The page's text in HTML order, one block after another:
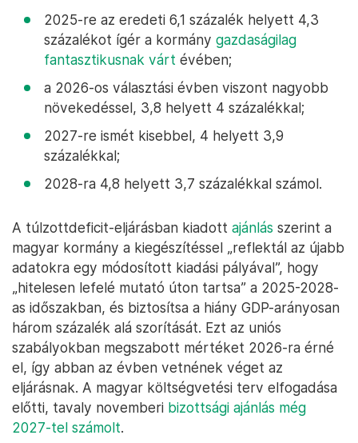
2025-re az eredeti 6,1 százalék helyett 4,3
százalékot ígér a kormány gazdaságilag
fantasztikusnak várt évében;
a 2026-os választási évben viszont nagyobb
növekedéssel, 3,8 helyett 4 százalékkal;
2027-re ismét kisebbel, 4 helyett 3,9
százalékkal;
2028-ra 4,8 helyett 3,7 százalékkal számol.
A túlzottdeficit-eljárásban kiadott ajánlás szerint a
magyar kormány a kiegészítéssel „reflektál az újabb
adatokra egy módosított kiadási pályával”, hogy
„hitelesen lefelé mutató úton tartsa” a 2025-2028-
as időszakban, és biztosítsa a hiány GDP-arányosan
három százalék alá szorítását. Ezt az uniós
szabályokban megszabott mértéket 2026-ra érné
el, így abban az évben vetnének véget az
eljárásnak. A magyar költségvetési terv elfogadása
előtti, tavaly novemberi bizottsági ajánlás még
2027-tel számolt.